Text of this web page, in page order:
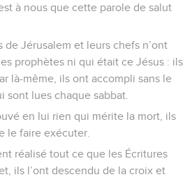
à nous que cette parole de salut
de Jérusalem et leurs chefs n’ont
prophètes ni qui était ce Jésus : ils
là-même, ils ont accompli sans le
sont lues chaque sabbat.
en lui rien qui mérite la mort, ils
le faire exécuter.
réalisé tout ce que les Écritures
ils l’ont descendu de la croix et